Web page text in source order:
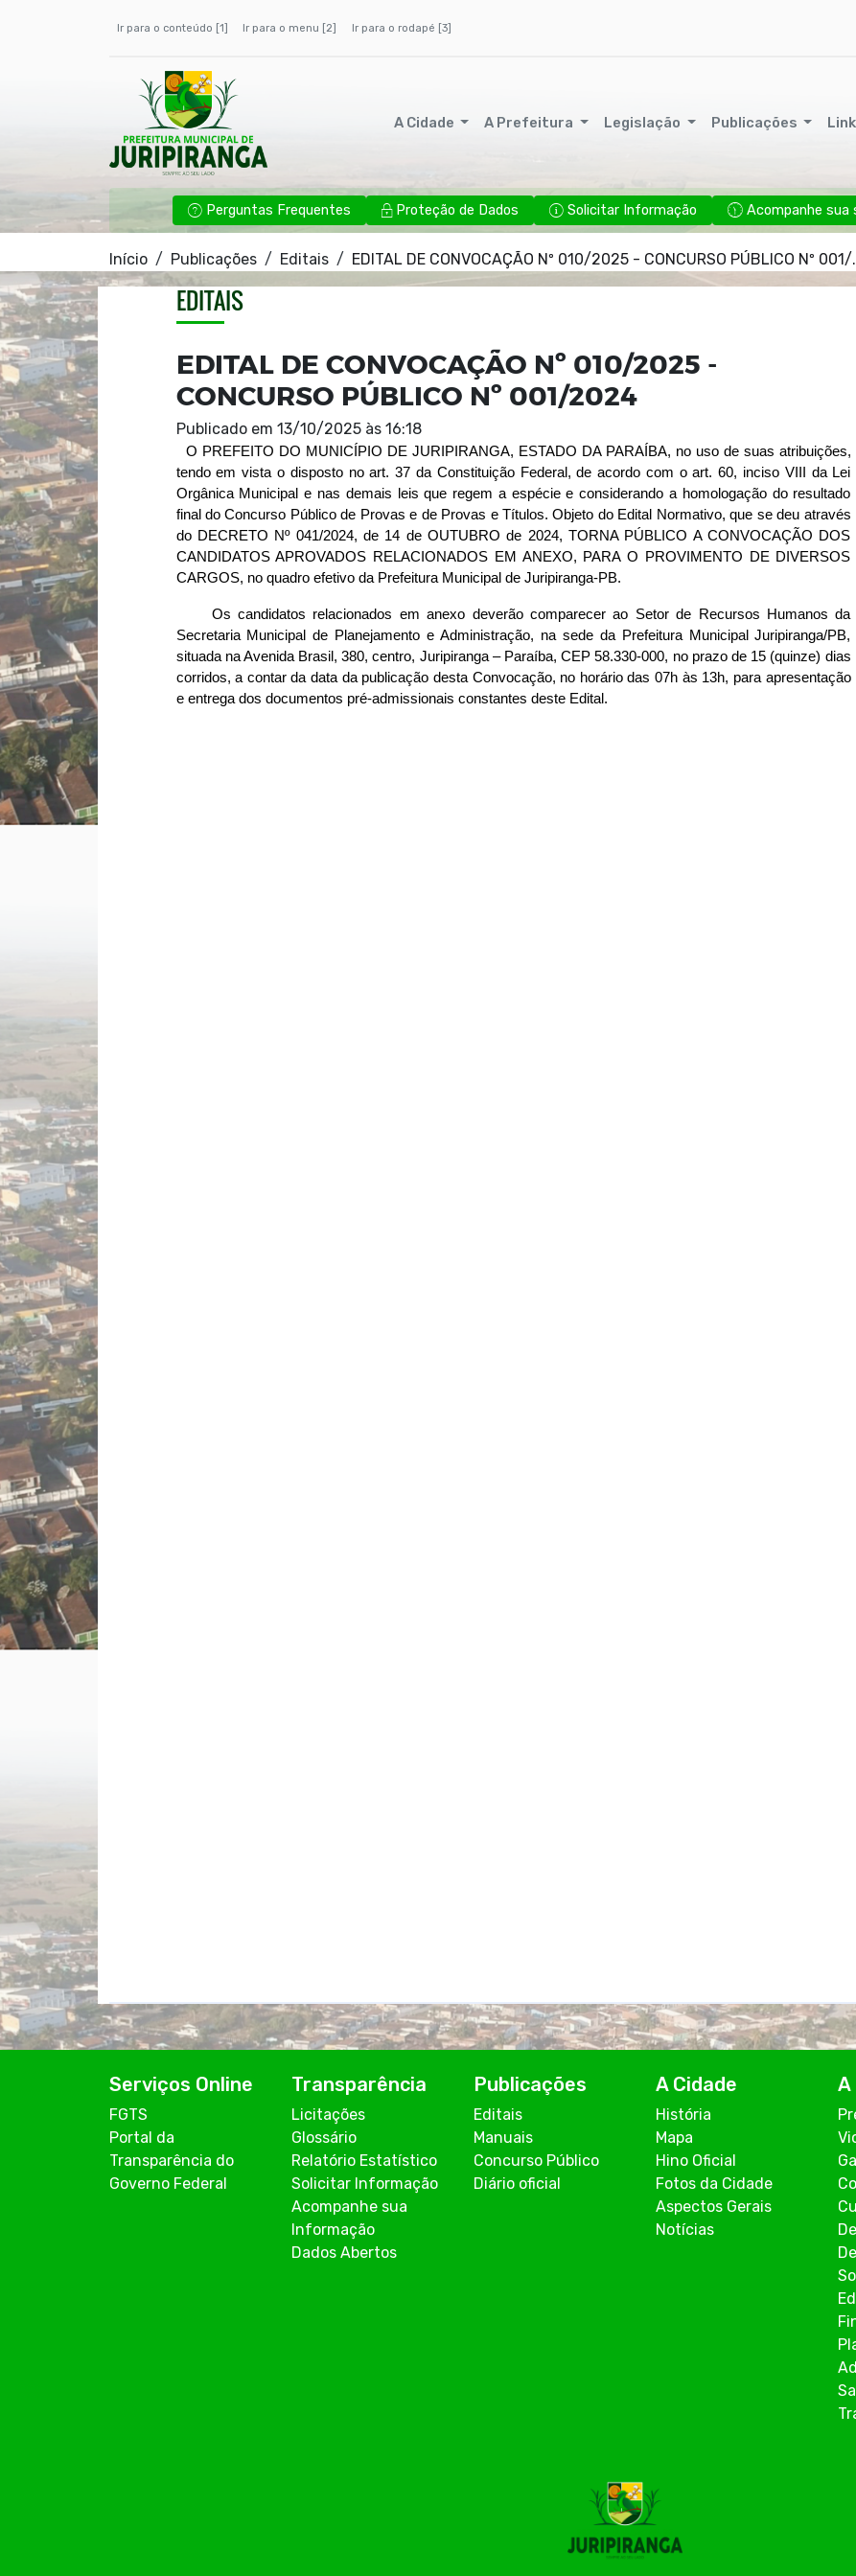
Ir para o conteúdo [1] Ir para o menu [2] Ir para o rodapé [3]
A Cidade A Prefeitura Legislação Publicações
Perguntas Frequentes Proteção de Dados Solicitar Informação Acompanhe sua
Início Publicações Editais EDITAL DE CONVOCAÇÃO Nº 010/2025 - CONCURSO PÚBLICO Nº 001/2024
EDITAIS
EDITAL DE CONVOCAÇÃO Nº 010/2025 -
CONCURSO PÚBLICO Nº 001/2024
Publicado em 13/10/2025 às 16:18
O PREFEITO DO MUNICÍPIO DE JURIPIRANGA, ESTADO DA PARAÍBA, no uso de suas atribuições,
tendo em vista o disposto no art. 37 da Constituição Federal, de acordo com o art. 60, inciso VIII da Lei
Orgânica Municipal e nas demais leis que regem a espécie e considerando a homologação do resultado
final do Concurso Público de Provas e de Provas e Títulos. Objeto do Edital Normativo, que se deu através
do DECRETO Nº 041/2024, de 14 de OUTUBRO de 2024, TORNA PÚBLICO A CONVOCAÇÃO DOS
CANDIDATOS APROVADOS RELACIONADOS EM ANEXO, PARA O PROVIMENTO DE DIVERSOS
CARGOS, no quadro efetivo da Prefeitura Municipal de Juripiranga-PB.
Os candidatos relacionados em anexo deverão comparecer ao Setor de Recursos Humanos da
Secretaria Municipal de Planejamento e Administração, na sede da Prefeitura Municipal Juripiranga/PB,
situada na Avenida Brasil, 380, centro, Juripiranga – Paraíba, CEP 58.330-000, no prazo de 15 (quinze) dias
corridos, a contar da data da publicação desta Convocação, no horário das 07h às 13h, para apresentação
e entrega dos documentos pré-admissionais constantes deste Edital.
Serviços Online
FGTS
Portal da
Transparência do
Governo Federal
Transparência
Licitações
Glossário
Relatório Estatístico
Solicitar Informação
Acompanhe sua
Informação
Dados Abertos
Publicações
Editais
Manuais
Concurso Público
Diário oficial
A Cidade
História
Mapa
Hino Oficial
Fotos da Cidade
Aspectos Gerais
Notícias